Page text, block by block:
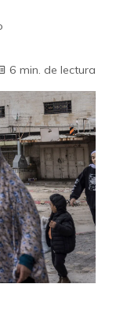
6 min. de lectura